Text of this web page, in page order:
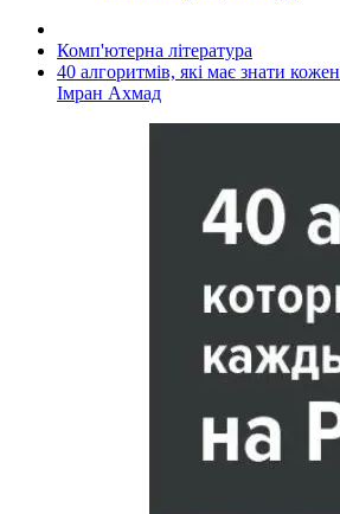
Комп'ютерна література
40 алгоритмів, які має знати
Імран Ахмад